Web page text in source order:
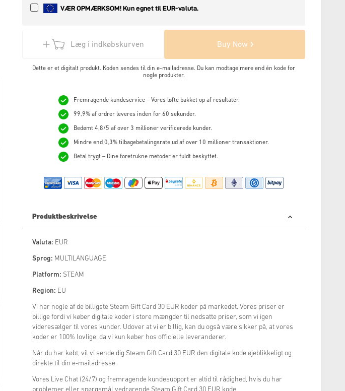
Læg i indkøbskurven Buy Now
Dette er et digitalt produkt. Koden sendes til din e-mailadresse. Du kan modtage mere end én kode for
nogle produkter.
Fremragende kundeservice – Vores løfte bakket op af resultater.
99,9% af ordrer leveres inden for 60 sekunder.
Bedømt 4,8/5 af over 3 millioner verificerede kunder.
Mindre end 0,3% tilbagebetalingsrate ud af over 10 millioner transaktioner.
Betal trygt – Dine foretrukne metoder er fuldt beskyttet.
Produktbeskrivelse
Valuta: EUR
Sprog: MULTILANGUAGE
Platform: STEAM
Region: EU
Vi har nogle af de billigste Steam Gift Card 30 EUR koder på markedet. Vores priser er
billige fordi vi køber digitale koder i store mængder til nedsatte priser, som vi igen
videresælger til vores kunder. Udover at vi er billig, kan du også være sikker på, at vores
koder er 100% lovlige, da vi kun køber hos officielle leverandører.
Når du har købt, vil vi sende dig Steam Gift Card 30 EUR den digitale kode øjeblikkeligt og
direkte til din e-mailadresse.
Vores Live Chat (24/7) og fremragende kundesupport er altid til rådighed, hvis du har